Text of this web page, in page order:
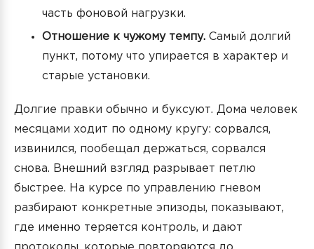
часть фоновой нагрузки.
Отношение к чужому темпу. Самый долгий
пункт, потому что упирается в характер и
старые установки.
Долгие правки обычно и буксуют. Дома человек
месяцами ходит по одному кругу: сорвался,
извинился, пообещал держаться, сорвался
снова. Внешний взгляд разрывает петлю
быстрее. На курсе по управлению гневом
разбирают конкретные эпизоды, показывают,
где именно теряется контроль, и дают